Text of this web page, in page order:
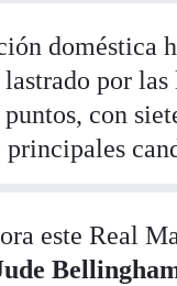
doméstica
por
con
este Real